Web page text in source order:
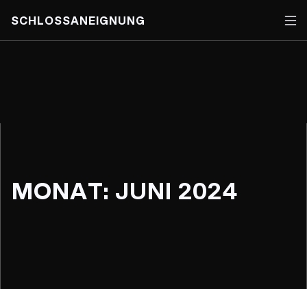
SCHLOSSANEIGNUNG
MONAT: JUNI 2024